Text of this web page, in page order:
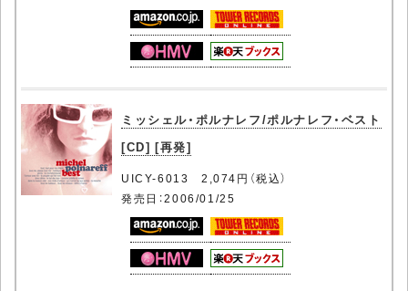
ミッシェル・ポルナレフ/ポルナレフ・ベスト
[CD] [再発]
UICY-6013 2,074円（税込）
発売日：2006/01/25